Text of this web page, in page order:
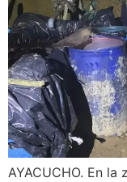
AYACUCHO. En